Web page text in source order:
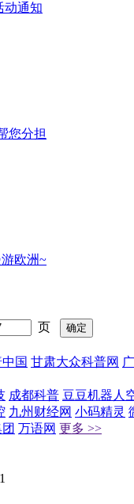
动通知
您分担
欧洲~
页
国 甘肃大众科普网
成都科普 豆豆机器人
九州财经网 小码精灵
万语网 更多 >>